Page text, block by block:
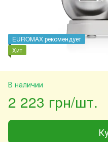
EUROMAX рекомендует
Хит
В наличии
2 223 грн/шт.